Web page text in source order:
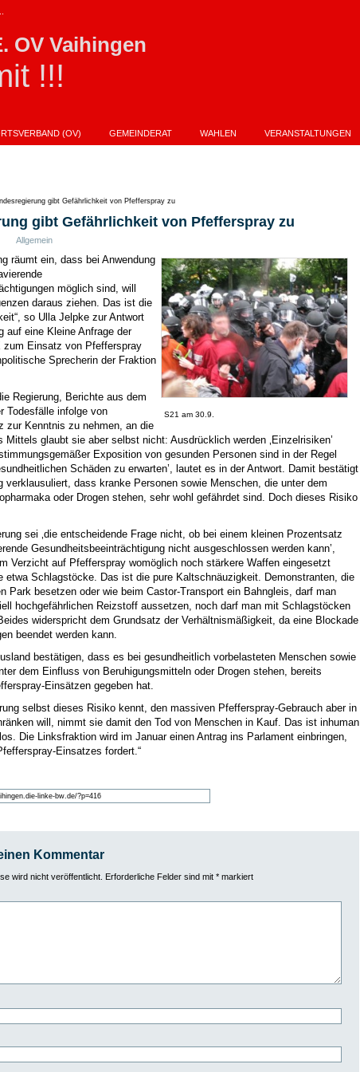
OV Vaihingen
!!!
(OV) GEMEINDERAT WAHLEN VERANSTALTUNGEN
gibt Gefährlichkeit von Pfefferspray zu
gibt Gefährlichkeit von Pfefferspray zu
Allgemein
S21 am 30.9.
räumt ein, dass bei Anwendung
möglich sind, will
daraus ziehen. Das ist die
so Ulla Jelpke zur Antwort
auf eine Kleine Anfrage der
zum Einsatz von Pfefferspray
Sprecherin der Fraktion
Regierung, Berichte aus dem
Todesfälle infolge von
zur Kenntnis zu nehmen, an die
Mittels glaubt sie aber selbst nicht: Ausdrücklich werden ‚Einzelrisiken’
Exposition von gesunden Personen sind in der Regel
Schäden zu erwarten’, lautet es in der Antwort. Damit bestätigt
verklausuliert, dass kranke Personen sowie Menschen, die unter dem
oder Drogen stehen, sehr wohl gefährdet sind. Doch dieses Risiko
sei ‚die entscheidende Frage nicht, ob bei einem kleinen Prozentsatz
Gesundheitsbeeinträchtigung nicht ausgeschlossen werden kann’,
Verzicht auf Pfefferspray womöglich noch stärkere Waffen eingesetzt
etwa Schlagstöcke. Das ist die pure Kaltschnäuzigkeit. Demonstranten, die
Park besetzen oder wie beim Castor-Transport ein Bahngleis, darf man
hochgefährlichen Reizstoff aussetzen, noch darf man mit Schlagstöcken
widerspricht dem Grundsatz der Verhältnismäßigkeit, da eine Blockade
beendet werden kann.
bestätigen, dass es bei gesundheitlich vorbelasteten Menschen sowie
dem Einfluss von Beruhigungsmitteln oder Drogen stehen, bereits
Einsätzen gegeben hat.
selbst dieses Risiko kennt, den massiven Pfefferspray-Gebrauch aber in
will, nimmt sie damit den Tod von Menschen in Kauf. Das ist inhuman
Die Linksfraktion wird im Januar einen Antrag ins Parlament einbringen,
Einsatzes fordert.“
Kommentar
wird nicht veröffentlicht. Erforderliche Felder sind mit * markiert